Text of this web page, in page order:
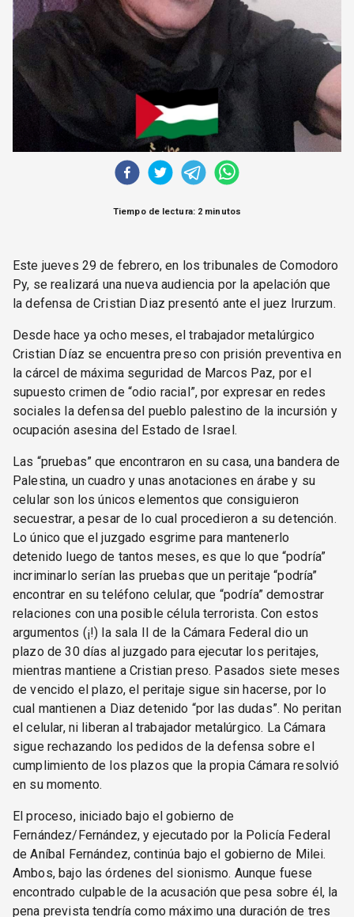
CONTACTO
Tiempo de lectura: 2 minutos
Este jueves 29 de febrero, en los tribunales de Comodoro
Py, se realizará una nueva audiencia por la apelación que
la defensa de Cristian Diaz presentó ante el juez Irurzum.
Desde hace ya ocho meses, el trabajador metalúrgico
Cristian Díaz se encuentra preso con prisión preventiva en
la cárcel de máxima seguridad de Marcos Paz, por el
supuesto crimen de “odio racial”, por expresar en redes
sociales la defensa del pueblo palestino de la incursión y
ocupación asesina del Estado de Israel.
Las “pruebas” que encontraron en su casa, una bandera de
Palestina, un cuadro y unas anotaciones en árabe y su
celular son los únicos elementos que consiguieron
secuestrar, a pesar de lo cual procedieron a su detención.
Lo único que el juzgado esgrime para mantenerlo
detenido luego de tantos meses, es que lo que “podría”
incriminarlo serían las pruebas que un peritaje “podría”
encontrar en su teléfono celular, que “podría” demostrar
relaciones con una posible célula terrorista. Con estos
argumentos (¡!) la sala II de la Cámara Federal dio un
plazo de 30 días al juzgado para ejecutar los peritajes,
mientras mantiene a Cristian preso. Pasados siete meses
de vencido el plazo, el peritaje sigue sin hacerse, por lo
cual mantienen a Diaz detenido “por las dudas”. No peritan
el celular, ni liberan al trabajador metalúrgico. La Cámara
sigue rechazando los pedidos de la defensa sobre el
cumplimiento de los plazos que la propia Cámara resolvió
en su momento.
El proceso, iniciado bajo el gobierno de
Fernández/Fernández, y ejecutado por la Policía Federal
de Aníbal Fernández, continúa bajo el gobierno de Milei.
Ambos, bajo las órdenes del sionismo. Aunque fuese
encontrado culpable de la acusación que pesa sobre él, la
pena prevista tendría como máximo una duración de tres